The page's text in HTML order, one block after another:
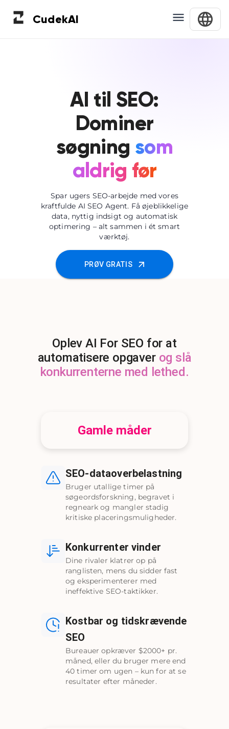
CudekAI
AI til SEO:
Dominer
søgning som
aldrig før
Spar ugers SEO-arbejde med vores
kraftfulde AI SEO Agent. Få øjeblikkelige
data, nyttig indsigt og automatisk
optimering – alt sammen i ét smart
værktøj.
PRØV GRATIS
Oplev AI For SEO for at
automatisere opgaver og slå
konkurrenterne med lethed.
Gamle måder
SEO-dataoverbelastning
Bruger utallige timer på
søgeordsforskning, begravet i
regneark og mangler stadig
kritiske placeringsmuligheder.
Konkurrenter vinder
Dine rivaler klatrer op på
ranglisten, mens du sidder fast
og eksperimenterer med
ineffektive SEO-taktikker.
Kostbar og tidskrævende
SEO
Bureauer opkræver $2000+ pr.
måned, eller du bruger mere end
40 timer om ugen – kun for at se
resultater efter måneder.